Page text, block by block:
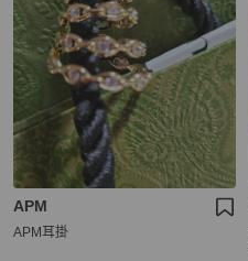
APM
APM耳掛